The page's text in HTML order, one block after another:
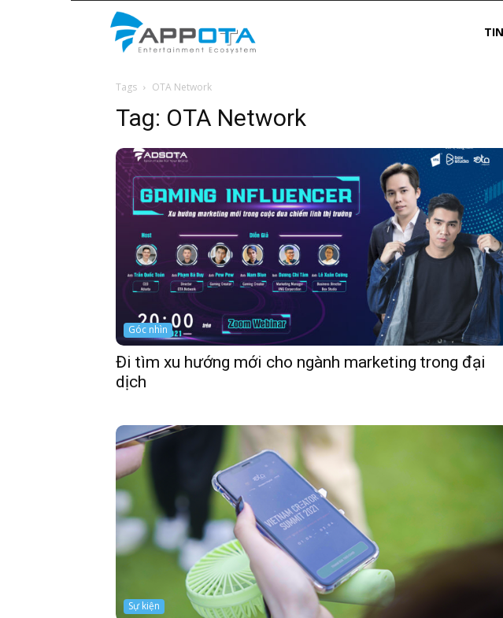
Tags OTA Network
Tag: OTA Network
Góc nhìn
Đi tìm xu hướng mới cho ngành marketing trong đại
dịch
Sự kiện